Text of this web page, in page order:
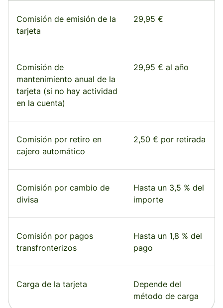
Comisión de emisión de la
tarjeta
29,95 €
Comisión de
mantenimiento anual de la
tarjeta (si no hay actividad
en la cuenta)
29,95 € al año
Comisión por retiro en
cajero automático
2,50 € por retirada
Comisión por cambio de
divisa
Hasta un 3,5 % del
importe
Comisión por pagos
transfronterizos
Hasta un 1,8 % del
pago
Carga de la tarjeta
Depende del
método de carga